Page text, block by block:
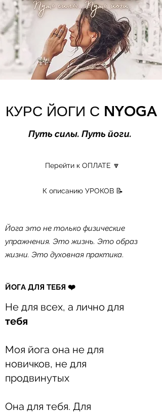
КУРС ЙОГИ С NYOGA
​Путь силы. Путь йоги.
Перейти к ОПЛАТЕ 🔽
К описанию УРОКОВ 📝
Йога это не только физические
упражнения. Это жизнь. Это образ
жизни. Это духовная практика.
ЙОГА ДЛЯ ТЕБЯ ❤️
Не для всех, а лично для
тебя
Моя йога она не для
новичков, не для
продвинутых
Она для тебя. Для